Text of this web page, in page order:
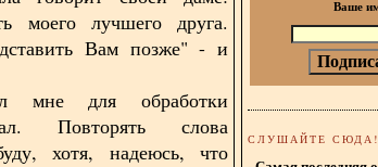
моего лучшего друга.
Вам позже" - и
мне для обработки
Повторять слова
хотя, надеюсь, что
Ваше
СЛУШАЙТЕ СЮДА!